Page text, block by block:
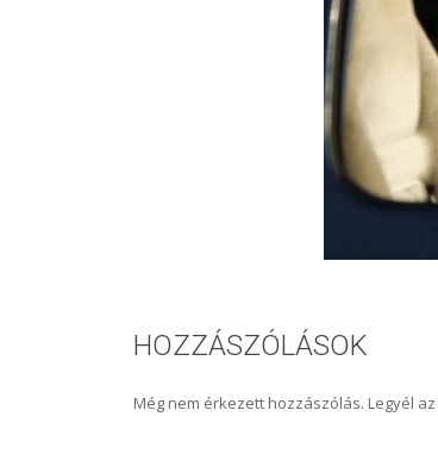
HOZZÁSZÓLÁSOK
Még nem érkezett hozzászólás. Legyél